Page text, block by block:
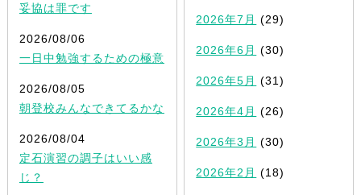
妥協は罪です
2026/08/06
一日中勉強するための極意
2026/08/05
朝登校みんなできてるかな
2026/08/04
定石演習の調子はいい感
じ？
2026年7月 (29)
2026年6月 (30)
2026年5月 (31)
2026年4月 (26)
2026年3月 (30)
2026年2月 (18)